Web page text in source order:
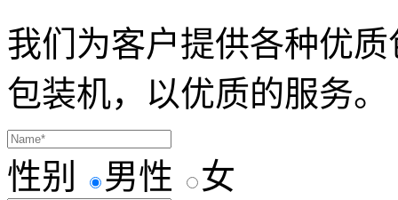
我们为客户提供各种优
包装机，以优质的服务。
性别 男性 女